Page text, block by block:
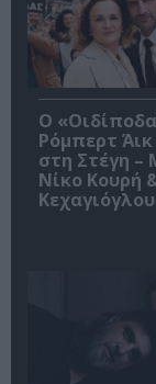
O
Ρόμπερτ
στη Στέγη –
Νίκο Κουρή
Κεχαγιόγλου